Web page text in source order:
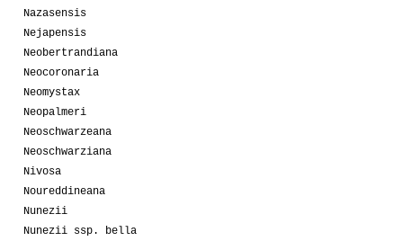
Nazasensis
Nejapensis
Neobertrandiana
Neocoronaria
Neomystax
Neopalmeri
Neoschwarzeana
Neoschwarziana
Nivosa
Noureddineana
Nunezii
Nunezii ssp. bella